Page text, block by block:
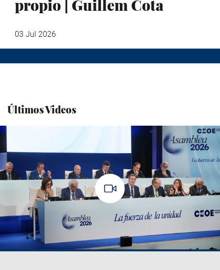
propio | Guillem Cota
03 Jul 2026
Últimos Videos